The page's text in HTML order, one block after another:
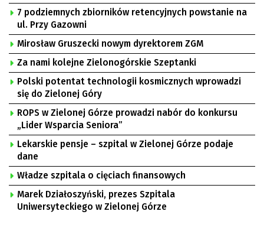
7 podziemnych zbiorników retencyjnych powstanie na
ul. Przy Gazowni
Mirosław Gruszecki nowym dyrektorem ZGM
Za nami kolejne Zielonogórskie Szeptanki
Polski potentat technologii kosmicznych wprowadzi
się do Zielonej Góry
ROPS w Zielonej Górze prowadzi nabór do konkursu
„Lider Wsparcia Seniora”
Lekarskie pensje – szpital w Zielonej Górze podaje
dane
Władze szpitala o cięciach finansowych
Marek Działoszyński, prezes Szpitala
Uniwersyteckiego w Zielonej Górze